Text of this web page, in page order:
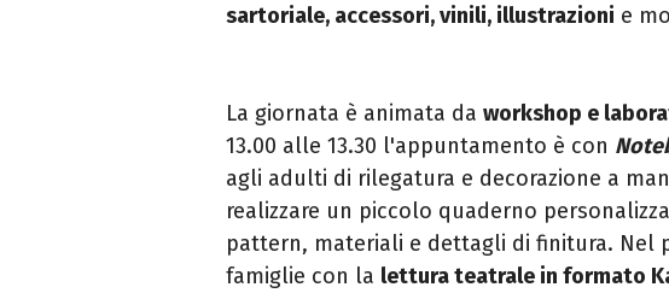
sartoriale, accessori, vinili, illustrazioni e
La giornata è animata da workshop e
13.00 alle 13.30 l'appuntamento è con
agli adulti di rilegatura e decorazione a
realizzare un piccolo quaderno
pattern, materiali e dettagli di finitura. Nel
famiglie con la lettura teatrale in formato